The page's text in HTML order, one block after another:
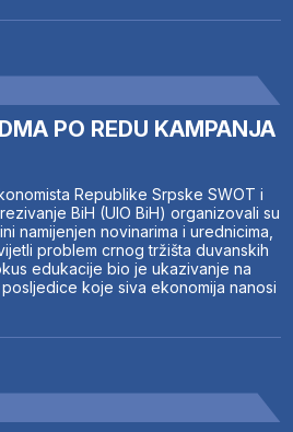
PO REDU KAMPANJA
Republike Srpske SWOT i
BiH (UIO BiH) organizovali su
namijenjen novinarima i urednicima,
problem crnog tržišta duvanskih
edukacije bio je ukazivanje na
koje siva ekonomija nanosi